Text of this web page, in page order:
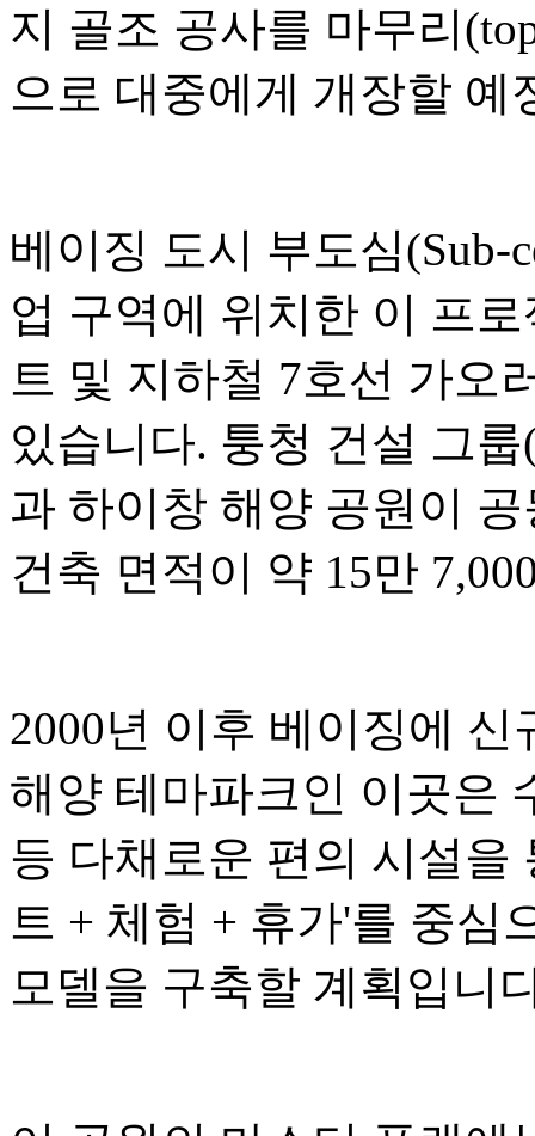
지 골조 공사를 마무리
으로 대중에게 개장할 예
베이징 도시 부도심(Sub-
업 구역에 위치한 이 프
트 및 지하철 7호선 가오
있습니다. 퉁청 건설 그룹
과 하이창 해양 공원이
건축 면적이 약 15만
2000년 이후 베이징에
해양 테마파크인 이곳은
등 다채로운 편의 시설을
트 + 체험 + 휴가'를 중심
모델을 구축할 계획입니